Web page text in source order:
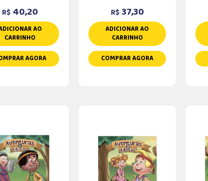
R$ 40,20
AO
CARRINHO
AGORA
R$ 37,30
ADICIONAR AO
CARRINHO
COMPRAR AGORA